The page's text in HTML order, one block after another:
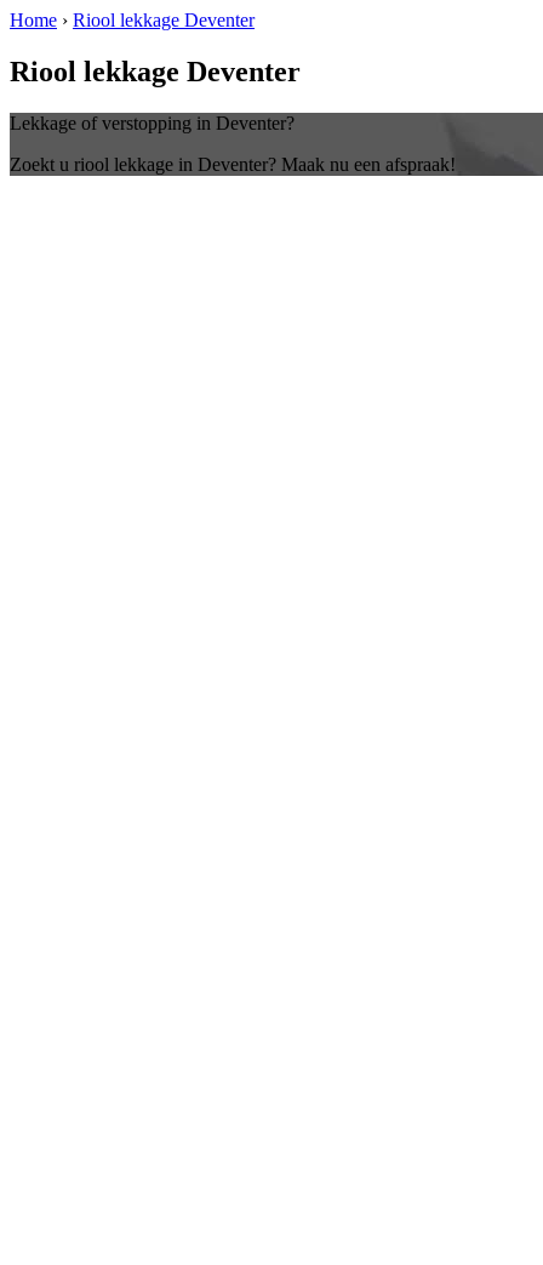
Home › Riool lekkage Deventer
Riool lekkage Deventer
Lekkage of verstopping in Deventer?
Zoekt u riool lekkage in Deventer? Maak nu een afspraak!